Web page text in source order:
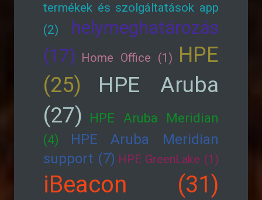
termékek és szolgáltatások app
(2)
helymeghatározás
(17) Home Office (1) HPE
(25)
HPE Aruba
(27)
HPE Aruba Meridian
(4)
HPE Aruba Meridian
support (7) HPE GreenLake (1)
iBeacon (31)